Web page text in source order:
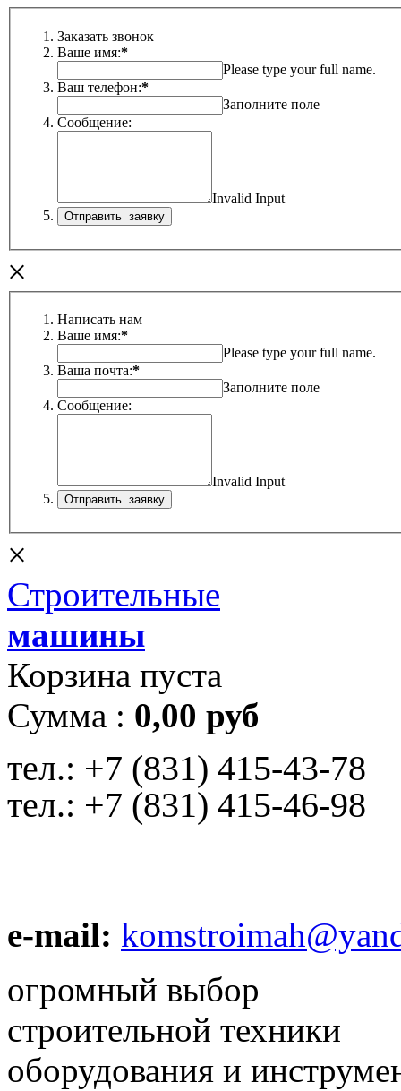
Заказать звонок
Ваше имя:*
Please type your full name.
Ваш телефон:*
Заполните поле
Сообщение:
Invalid Input
×
Написать нам
Ваше имя:*
Please type your full name.
Ваша почта:*
Заполните поле
Сообщение:
Invalid Input
×
Строительные
машины
Корзина пуста
Сумма : 0,00 руб
тел.: +7 (831) 415-43-78
тел.: +7 (831) 415-46-98
e-mail:
огромный выбор
строительной техники
оборудования и